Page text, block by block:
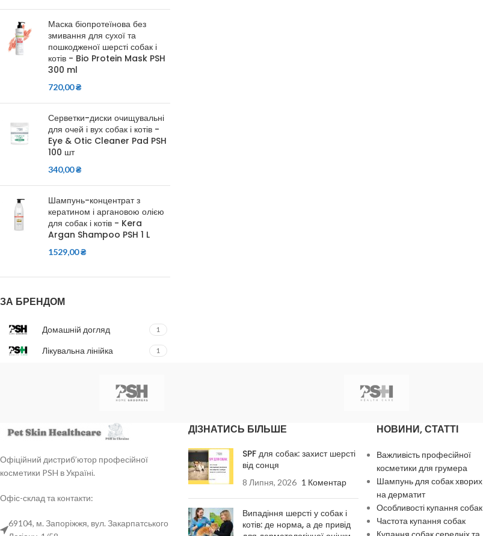
Маска біопротеїнова без
змивання для сухої та
пошкодженої шерсті собак і
котів - Bio Protein Mask PSH
300 ml
720,00₴
Серветки-диски очищувальні
для очей і вух собак і котів -
Eye & Otic Cleaner Pad PSH
100 шт
340,00₴
Шампунь-концентрат з
кератином і аргановою олією
для собак і котів - Kera
Argan Shampoo PSH 1 L
1529,00₴
ЗА БРЕНДОМ
Домашній догляд 1
Лікувальна лінійка 1
Офіційний дистриб’ютор професійної
косметики PSH в Україні.
Офіс-склад та контакти:
69104, м. Запоріжжя, вул. Закарпатського
ДІЗНАТИСЬ БІЛЬШЕ
SPF для собак: захист шерсті
від сонця
8 Липня, 2026 1 Коментар
Випадіння шерсті у собак і
котів: де норма, а де привід
НОВИНИ, СТАТТІ
Важливість професійної
косметики для грумера
Шампунь для собак хворих
на дерматит
Особливості купання собак
Частота купання собак
Купання собак середніх та